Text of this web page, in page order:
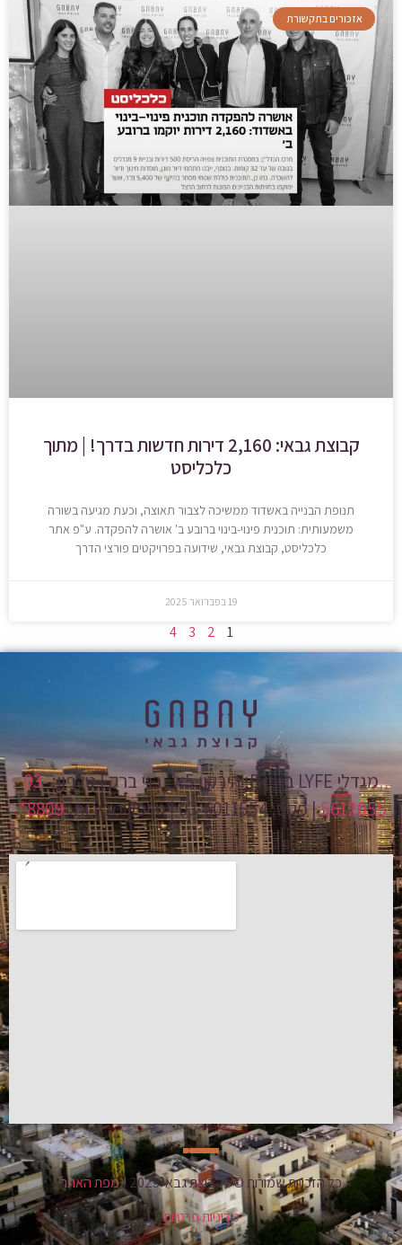
אזכורים בתקשורת
קבוצת גבאי: 2,160 דירות חדשות בדרך! | מתוך
כלכליסט
תנופת הבנייה באשדוד ממשיכה לצבור תאוצה, וכעת מגיעה בשורה
משמעותית: תוכנית פינוי-בינוי ברובע ב' אושרה להפקדה. ע"פ אתר
כלכליסט, קבוצת גבאי, שידועה בפרויקטים פורצי הדרך
19 בפברואר 2025
1
2
3
4
מגדלי LYFE בניין B, הירקון 5א', בני ברק | טלפון:
03-
5612055| פקס: 03-6011554 | טלפון מכירות: 8809*
כל הזכויות שמורות © לקבוצת גבאי 2023 |
מפת האתר
מדיניות פרטיות